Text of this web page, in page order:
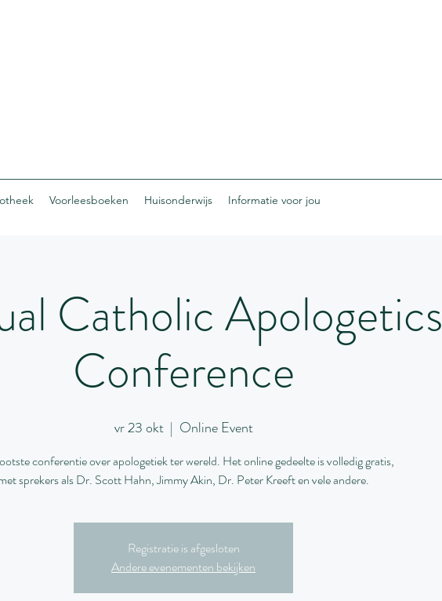
Voorleesboeken Huisonderwijs Informatie voor jou
Catholic Apologetics
Conference
vr 23 okt
  |
Online Event
conferentie over apologetiek ter wereld. Het online gedeelte is volledig gratis,
sprekers als Dr. Scott Hahn, Jimmy Akin, Dr. Peter Kreeft en vele andere.
Registratie is afgesloten
Andere evenementen bekijken